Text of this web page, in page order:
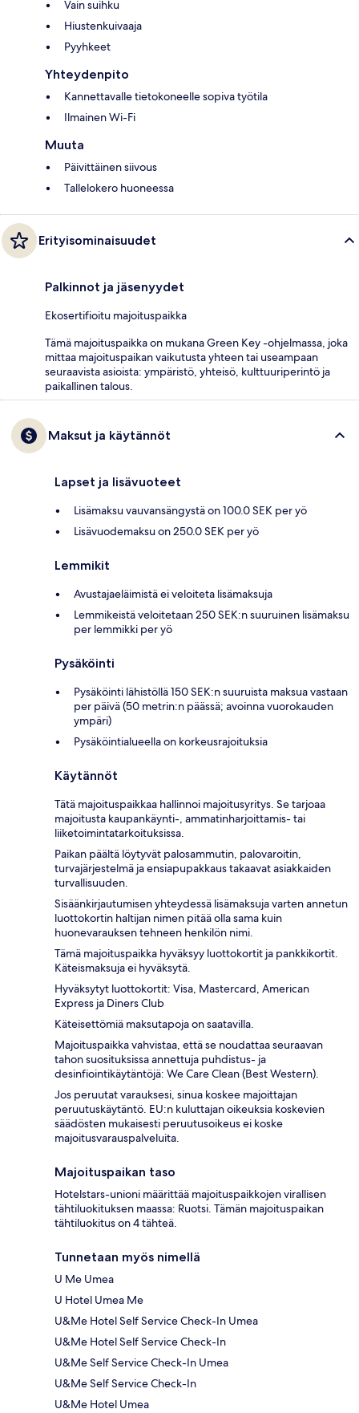
Vain suihku
Hiustenkuivaaja
Pyyhkeet
Yhteydenpito
Kannettavalle tietokoneelle sopiva työtila
Ilmainen Wi-Fi
Muuta
Päivittäinen siivous
Tallelokero huoneessa
Erityisominaisuudet
Palkinnot ja jäsenyydet
Ekosertifioitu majoituspaikka
Tämä majoituspaikka on mukana Green Key -ohjelmassa, joka
mittaa majoituspaikan vaikutusta yhteen tai useampaan
seuraavista asioista: ympäristö, yhteisö, kulttuuriperintö ja
paikallinen talous.
Maksut ja käytännöt
Lapset ja lisävuoteet
Lisämaksu vauvansängystä on 100.0 SEK per yö
Lisävuodemaksu on 250.0 SEK per yö
Lemmikit
Avustajaeläimistä ei veloiteta lisämaksuja
Lemmikeistä veloitetaan 250 SEK:n suuruinen lisämaksu
per lemmikki per yö
Pysäköinti
Pysäköinti lähistöllä 150 SEK:n suuruista maksua vastaan
per päivä (50 metrin:n päässä; avoinna vuorokauden
ympäri)
Pysäköintialueella on korkeusrajoituksia
Käytännöt
Tätä majoituspaikkaa hallinnoi majoitusyritys. Se tarjoaa
majoitusta kaupankäynti-, ammatinharjoittamis- tai
liiketoimintatarkoituksissa.
Paikan päältä löytyvät palosammutin, palovaroitin,
turvajärjestelmä ja ensiapupakkaus takaavat asiakkaiden
turvallisuuden.
Sisäänkirjautumisen yhteydessä lisämaksuja varten annetun
luottokortin haltijan nimen pitää olla sama kuin
huonevarauksen tehneen henkilön nimi.
Tämä majoituspaikka hyväksyy luottokortit ja pankkikortit.
Käteismaksuja ei hyväksytä.
Hyväksytyt luottokortit: Visa, Mastercard, American
Express ja Diners Club
Käteisettömiä maksutapoja on saatavilla.
Majoituspaikka vahvistaa, että se noudattaa seuraavan
tahon suosituksissa annettuja puhdistus- ja
desinfiointikäytäntöjä: We Care Clean (Best Western).
Jos peruutat varauksesi, sinua koskee majoittajan
peruutuskäytäntö. EU:n kuluttajan oikeuksia koskevien
säädösten mukaisesti peruutusoikeus ei koske
majoitusvarauspalveluita.
Majoituspaikan taso
Hotelstars-unioni määrittää majoituspaikkojen virallisen
tähtiluokituksen maassa: Ruotsi. Tämän majoituspaikan
tähtiluokitus on 4 tähteä.
Tunnetaan myös nimellä
U Me Umea
U Hotel Umea Me
U&Me Hotel Self Service Check-In Umea
U&Me Hotel Self Service Check-In
U&Me Self Service Check-In Umea
U&Me Self Service Check-In
U&Me Hotel Umea